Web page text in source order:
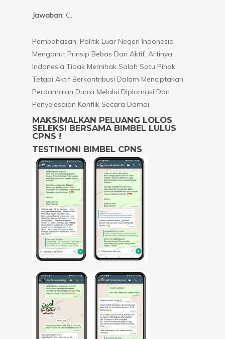
Jawaban: C.
Pembahasan: Politik Luar Negeri Indonesia
Menganut Prinsip Bebas Dan Aktif. Artinya
Indonesia Tidak Memihak Salah Satu Pihak,
Tetapi Aktif Berkontribusi Dalam Menciptakan
Perdamaian Dunia Melalui Diplomasi Dan
Penyelesaian Konflik Secara Damai.
MAKSIMALKAN PELUANG LOLOS
SELEKSI BERSAMA BIMBEL LULUS
CPNS !
TESTIMONI BIMBEL CPNS